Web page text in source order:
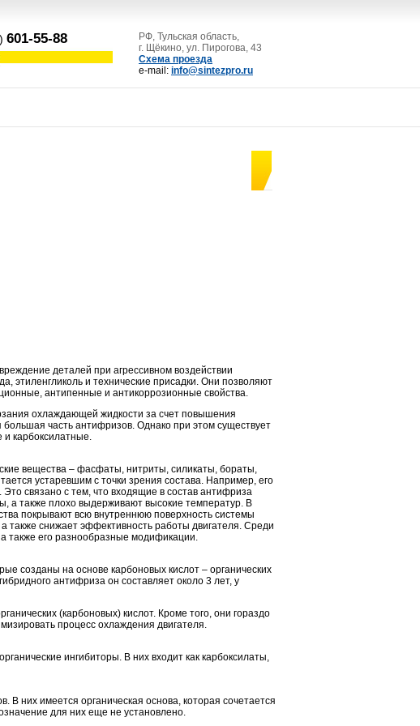
601-55-88
РФ, Тульская область,
г. Щёкино, ул. Пирогова, 43
Схема проезда
e-mail: info@sintezpro.ru
деталей при агрессивном воздействии
этиленгликоль и технические присадки. Они позволяют
антипенные и антикоррозионные свойства.
охлаждающей жидкости за счет повышения
часть антифризов. Однако при этом существует
карбоксилатные.
вещества – фасфаты, нитриты, силикаты, бораты,
устаревшим с точки зрения состава. Например, его
связано с тем, что входящие в состав антифриза
а также плохо выдерживают высокие температур. В
покрывают всю внутреннюю поверхность системы
также снижает эффективность работы двигателя. Среди
также его разнообразные модификации.
созданы на основе карбоновых кислот – органических
антифриза он составляет около 3 лет, у
(карбоновых) кислот. Кроме того, они гораздо
процесс охлаждения двигателя.
ингибиторы. В них входит как карбоксилаты,
них имеется органическая основа, которая сочетается
для них еще не установлено.